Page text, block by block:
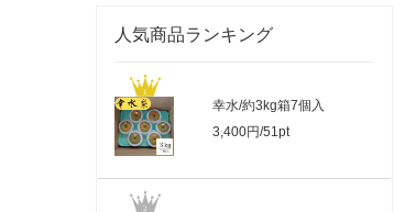
人気商品ランキング
幸水/約3kg箱7個入
3,400円/51pt